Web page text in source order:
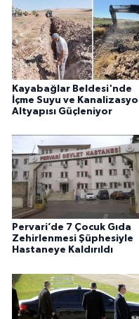
Kayabağlar Beldesi'nde
İçme Suyu ve
Altyapısı Güçleniyor
Pervari’de 7 Çocuk Gıda
Zehirlenmesi Şüphesiyle
Hastaneye Kaldırıldı